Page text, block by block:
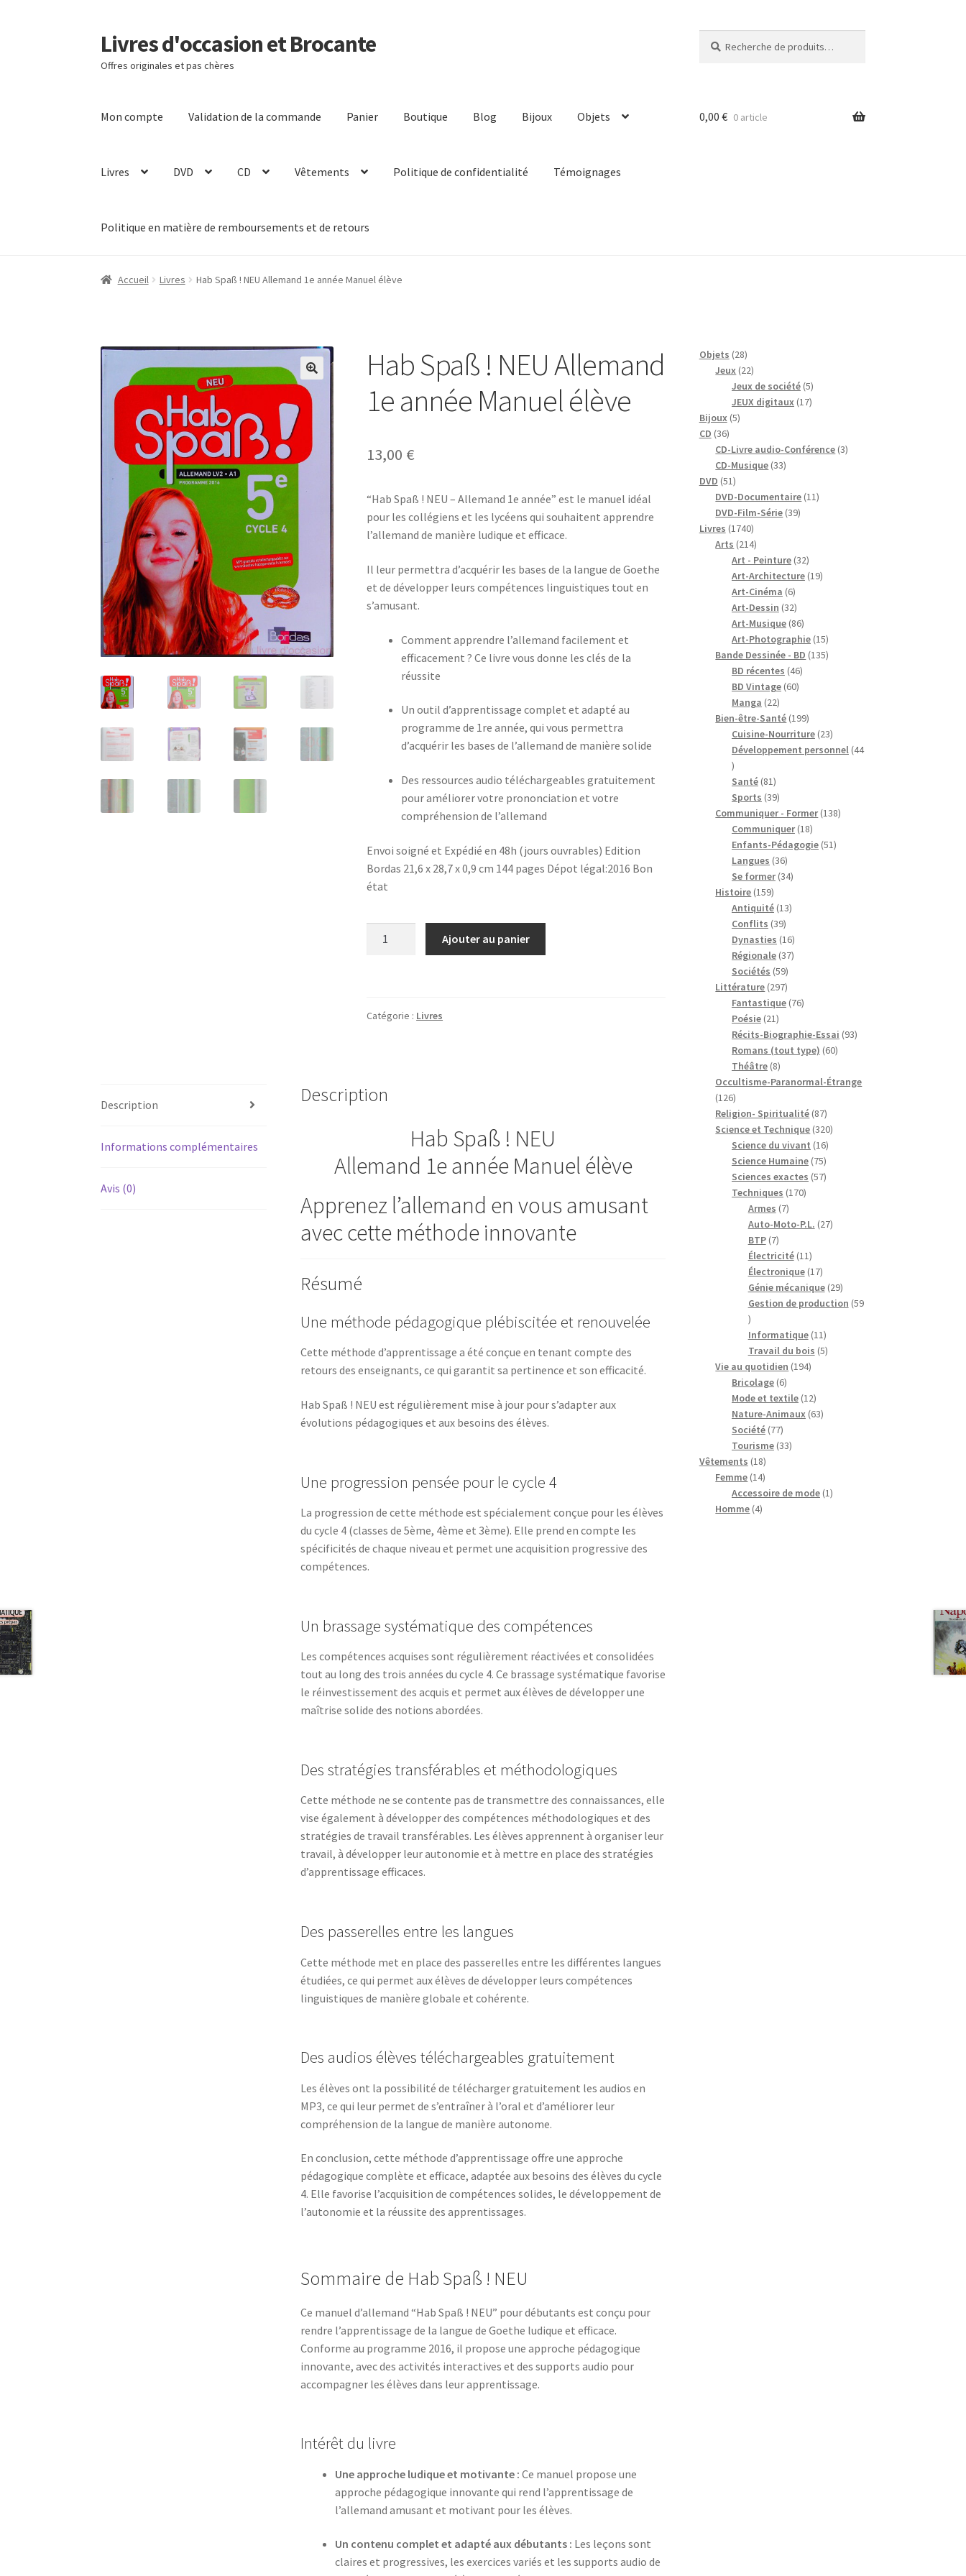
Aller
à
la
Aller
au
contenu
Livres d'occasion et Brocante
Offres originales et pas chères
pour :
Mon compte Validation de la commande Panier Boutique Blog Bijoux Objets
Livres DVD CD Vêtements Politique de confidentialité Témoignages
Politique en matière de remboursements et de retours
0,00 € 0 article
Accueil Livres Hab Spaß ! NEU Allemand 1e année Manuel élève
Hab Spaß ! NEU Allemand
1e année Manuel élève
13,00 €
“Hab Spaß ! NEU – Allemand 1e année” est le manuel idéal
pour les collégiens et les lycéens qui souhaitent apprendre
l’allemand de manière ludique et efficace.
Il leur permettra d’acquérir les bases de la langue de Goethe
et de développer leurs compétences linguistiques tout en
s’amusant.
Comment apprendre l’allemand facilement et
efficacement ? Ce livre vous donne les clés de la
réussite
Un outil d’apprentissage complet et adapté au
programme de 1re année, qui vous permettra
d’acquérir les bases de l’allemand de manière solide
Des ressources audio téléchargeables gratuitement
pour améliorer votre prononciation et votre
compréhension de l’allemand
Envoi soigné et Expédié en 48h (jours ouvrables) Edition
Bordas 21,6 x 28,7 x 0,9 cm 144 pages Dépot légal:2016 Bon
état
NEU
Manuel
Ajouter au panier
Catégorie : Livres
Description
Informations complémentaires
Avis (0)
Description
Hab Spaß ! NEU
Allemand 1e année Manuel élève
Apprenez l’allemand en vous amusant
avec cette méthode innovante
Résumé
Une méthode pédagogique plébiscitée et renouvelée
Cette méthode d’apprentissage a été conçue en tenant compte des
retours des enseignants, ce qui garantit sa pertinence et son efficacité.
Hab Spaß ! NEU est régulièrement mise à jour pour s’adapter aux
évolutions pédagogiques et aux besoins des élèves.
Une progression pensée pour le cycle 4
La progression de cette méthode est spécialement conçue pour les élèves
du cycle 4 (classes de 5ème, 4ème et 3ème). Elle prend en compte les
spécificités de chaque niveau et permet une acquisition progressive des
compétences.
Un brassage systématique des compétences
Les compétences acquises sont régulièrement réactivées et consolidées
tout au long des trois années du cycle 4. Ce brassage systématique favorise
le réinvestissement des acquis et permet aux élèves de développer une
maîtrise solide des notions abordées.
Des stratégies transférables et méthodologiques
Cette méthode ne se contente pas de transmettre des connaissances, elle
vise également à développer des compétences méthodologiques et des
stratégies de travail transférables. Les élèves apprennent à organiser leur
travail, à développer leur autonomie et à mettre en place des stratégies
d’apprentissage efficaces.
Des passerelles entre les langues
Cette méthode met en place des passerelles entre les différentes langues
étudiées, ce qui permet aux élèves de développer leurs compétences
linguistiques de manière globale et cohérente.
Des audios élèves téléchargeables gratuitement
Les élèves ont la possibilité de télécharger gratuitement les audios en
MP3, ce qui leur permet de s’entraîner à l’oral et d’améliorer leur
compréhension de la langue de manière autonome.
En conclusion, cette méthode d’apprentissage offre une approche
pédagogique complète et efficace, adaptée aux besoins des élèves du cycle
4. Elle favorise l’acquisition de compétences solides, le développement de
l’autonomie et la réussite des apprentissages.
Sommaire de Hab Spaß ! NEU
Ce manuel d’allemand “Hab Spaß ! NEU” pour débutants est conçu pour
rendre l’apprentissage de la langue de Goethe ludique et efficace.
Conforme au programme 2016, il propose une approche pédagogique
innovante, avec des activités interactives et des supports audio pour
accompagner les élèves dans leur apprentissage.
Intérêt du livre
Une approche ludique et motivante : Ce manuel propose une
approche pédagogique innovante qui rend l’apprentissage de
l’allemand amusant et motivant pour les élèves.
Un contenu complet et adapté aux débutants : Les leçons sont
claires et progressives, les exercices variés et les supports audio de
Objets 2828
produits
Jeux 2222
produits
Jeux de société 55
produits
JEUX digitaux 1717
Bijoux 55
CD 3636
produits
CD-Livre audio-Conférence 33
CD-Musique 3333
DVD 5151
produits
DVD-Documentaire 1111
DVD-Film-Série 3939
Livres 17401740
produits
Arts 214214
produits
Art - Peinture 3232
produits
Art-Architecture 1919
Art-Cinéma 66
produits
Art-Dessin 3232
produits
Art-Musique 8686
produits
Art-Photographie 1515
produits
Bande Dessinée - BD 135135
BD récentes 4646
BD Vintage 6060
Manga 2222
produits
Bien-être-Santé 199199
produits
Cuisine-Nourriture 2323
produits
Développement personnel 44
44
produits
Santé 8181
produits
Sports 3939
produits
Communiquer - Former 138138
Communiquer 1818
produits
Enfants-Pédagogie 5151
Langues 3636
produits
Se former 3434
Histoire 159159
produits
Antiquité 1313
Conflits 3939
produits
Dynasties 1616
produits
Régionale 3737
Sociétés 5959
produits
Littérature 297297
produits
Fantastique 7676
Poésie 2121
produits
Récits-Biographie-Essai 9393
Romans (tout type) 6060
Théâtre 88
produits
Occultisme-Paranormal-Étrange
126126
produits
Religion- Spiritualité 8787
produits
Science et Technique 320320
Science du vivant 1616
produits
Science Humaine 7575
produits
Sciences exactes 5757
Techniques 170170
Armes 77
produits
Auto-Moto-P.L. 2727
BTP 77
produits
Électricité 1111
produits
Électronique 1717
produits
Génie mécanique 2929
produits
Gestion de production 59
59
produits
Informatique 1111
produits
Travail du bois 55
Vie au quotidien 194194
Bricolage 66
produits
Mode et textile 1212
produits
Nature-Animaux 6363
Société 7777
produits
Tourisme 3333
Vêtements 1818
produits
Femme 1414
produits
Accessoire de mode 11
Homme 44